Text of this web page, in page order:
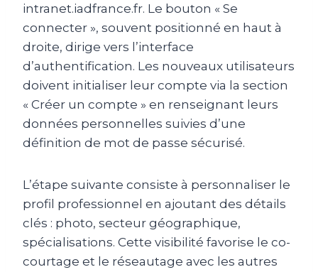
intranet.iadfrance.fr. Le bouton « Se
connecter », souvent positionné en haut à
droite, dirige vers l’interface
d’authentification. Les nouveaux utilisateurs
doivent initialiser leur compte via la section
« Créer un compte » en renseignant leurs
données personnelles suivies d’une
définition de mot de passe sécurisé.
L’étape suivante consiste à personnaliser le
profil professionnel en ajoutant des détails
clés : photo, secteur géographique,
spécialisations. Cette visibilité favorise le co-
courtage et le réseautage avec les autres